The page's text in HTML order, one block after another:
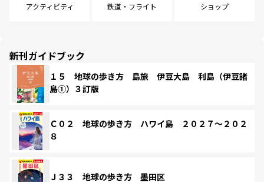
アクティビティ 鉄道・フライト ショップ
新刊ガイドブック
１５ 地球の歩き方 島旅 伊豆大島 利島（伊豆諸
島①）３訂版
Ｃ０２ 地球の歩き方 ハワイ島 ２０２７～２０２
８
Ｊ３３ 地球の歩き方 墨田区